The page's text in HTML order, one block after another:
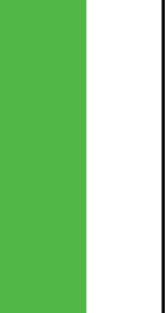
5 stjerner.